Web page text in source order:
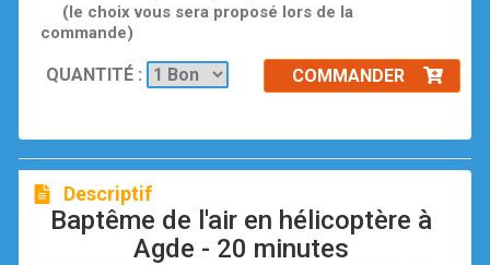
(le choix vous sera proposé lors de la
commande)
QUANTITÉ : COMMANDER
Descriptif
Baptême de l'air en hélicoptère à
Agde - 20 minutes